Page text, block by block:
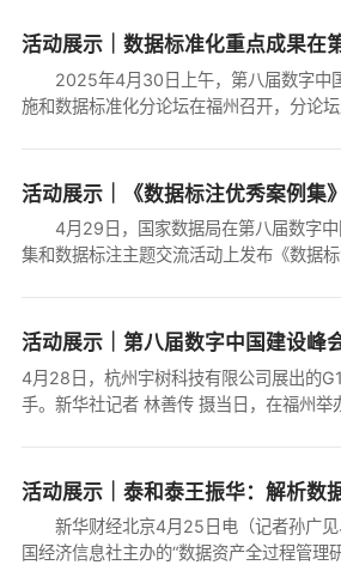
2025年4月30日上午，第八届数字中
施和数据标准化分论坛在福州召开，分论
活动展示｜《数据标注优秀案例集
4月29日，国家数据局在第八届数字中
集和数据标注主题交流活动上发布《数
4月28日，杭州宇树科技有限公司展出的
手。新华社记者 林善传 摄当日，在福州举
活动展示｜泰和泰王振华：解析数
新华财经北京4月25日电（记者孙广见
国经济信息社主办的“数据资产全过程管理